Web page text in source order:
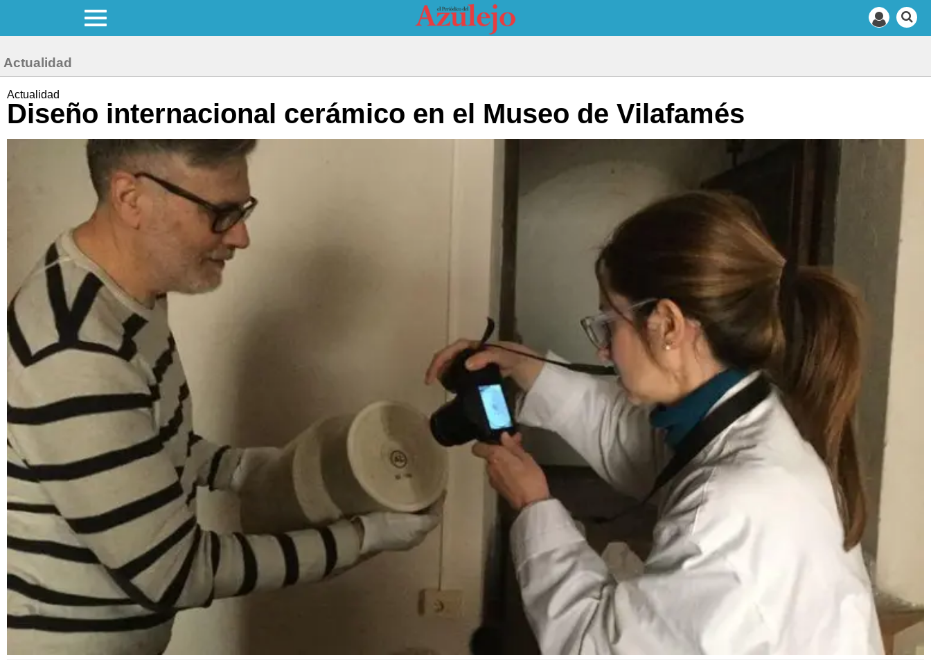
Actualidad
Actualidad
Diseño internacional cerámico en el Museo de Vilafamés